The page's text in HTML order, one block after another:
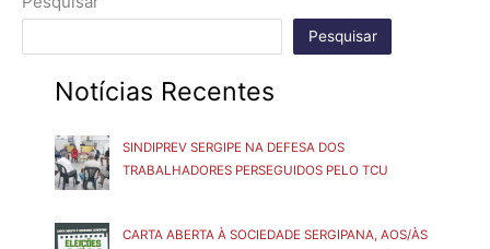
Pesquisar
Notícias Recentes
SINDIPREV SERGIPE NA DEFESA DOS
TRABALHADORES PERSEGUIDOS PELO TCU
CARTA ABERTA À SOCIEDADE SERGIPANA, AOS/ÀS